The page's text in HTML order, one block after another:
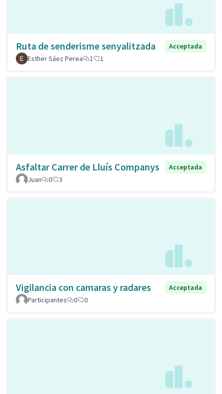
Ruta de senderisme senyalitzada
Acceptada
Esther Sáez Perea
1 1
Asfaltar Carrer de Lluís Companys
Acceptada
Juan
0 3
Vigilancia con camaras y radares
Acceptada
Participantes
0 0